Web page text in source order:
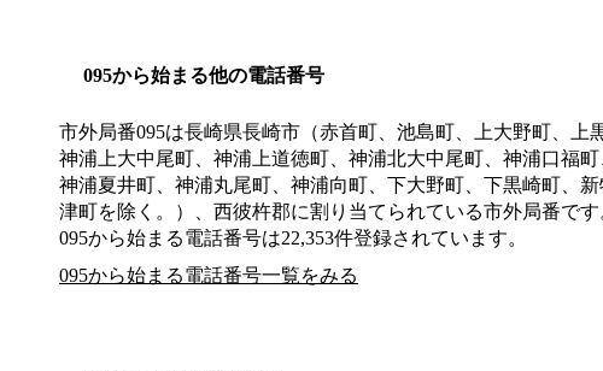
095から始まる他の電話番号
市外局番095は長崎県長崎市（赤首町、池島町、上大野町、上
神浦上大中尾町、神浦上道徳町、神浦北大中尾町、神浦口福
神浦夏井町、神浦丸尾町、神浦向町、下大野町、下黒崎町、
津町を除く。）、西彼杵郡に割り当てられている市外局番です
095から始まる電話番号は22,353件登録されています。
095から始まる電話番号一覧をみる